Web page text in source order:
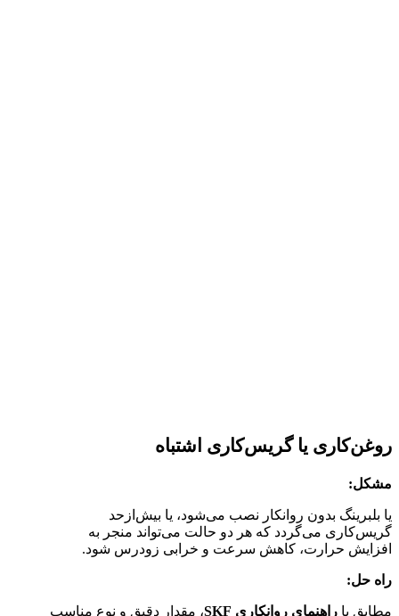
روغن‌کاری یا گریس‌کاری اشتباه
مشکل:
یا بلبرینگ بدون روانکار نصب می‌شود، یا بیش‌ازحد
گریس‌کاری می‌گردد که هر دو حالت می‌تواند منجر به
افزایش حرارت، کاهش سرعت و خرابی زودرس شود.
راه حل:
مطابق با راهنمای روانکاری SKF
، مقدار دقیق و نوع مناسب